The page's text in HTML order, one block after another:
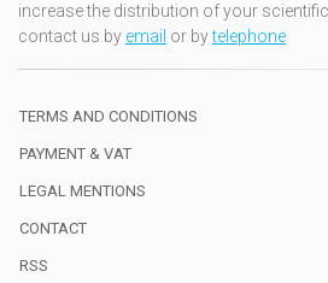
increase the distribution of your
contact us by email or bytelephone
TERMS AND CONDITIONS
PAYMENT & VAT
LEGAL MENTIONS
CONTACT
RSS